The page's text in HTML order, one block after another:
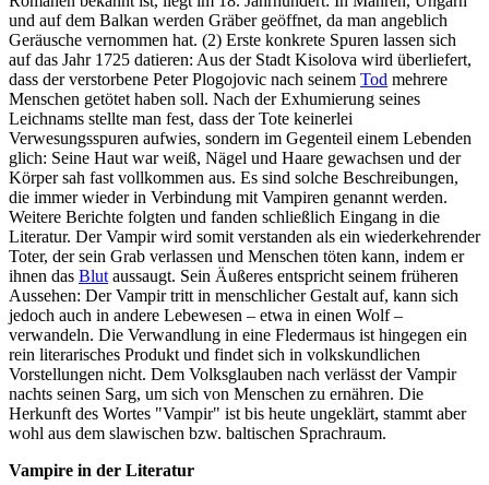
und auf dem Balkan werden Gräber geöffnet, da man angeblich
Geräusche vernommen hat. (2) Erste konkrete Spuren lassen sich
auf das Jahr 1725 datieren: Aus der Stadt Kisolova wird überliefert,
dass der verstorbene Peter Plogojovic nach seinem Tod mehrere
Menschen getötet haben soll. Nach der Exhumierung seines
Leichnams stellte man fest, dass der Tote keinerlei
Verwesungsspuren aufwies, sondern im Gegenteil einem Lebenden
glich: Seine Haut war weiß, Nägel und Haare gewachsen und der
Körper sah fast vollkommen aus. Es sind solche Beschreibungen,
die immer wieder in Verbindung mit Vampiren genannt werden.
Weitere Berichte folgten und fanden schließlich Eingang in die
Literatur. Der Vampir wird somit verstanden als ein wiederkehrender
Toter, der sein Grab verlassen und Menschen töten kann, indem er
ihnen das Blut aussaugt. Sein Äußeres entspricht seinem früheren
Aussehen: Der Vampir tritt in menschlicher Gestalt auf, kann sich
jedoch auch in andere Lebewesen – etwa in einen Wolf –
verwandeln. Die Verwandlung in eine Fledermaus ist hingegen ein
rein literarisches Produkt und findet sich in volkskundlichen
Vorstellungen nicht. Dem Volksglauben nach verlässt der Vampir
nachts seinen Sarg, um sich von Menschen zu ernähren. Die
Herkunft des Wortes "Vampir" ist bis heute ungeklärt, stammt aber
wohl aus dem slawischen bzw. baltischen Sprachraum.
Vampire in der Literatur